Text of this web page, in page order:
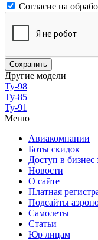
Согласие на
Другие модели
Ту-98
Ту-85
Ту-91
Меню
Авиакомпании
Боты скидок
Доступ в бизнес
Новости
О сайте
Платная
Подсайты
Самолеты
Статьи
Юр лицам